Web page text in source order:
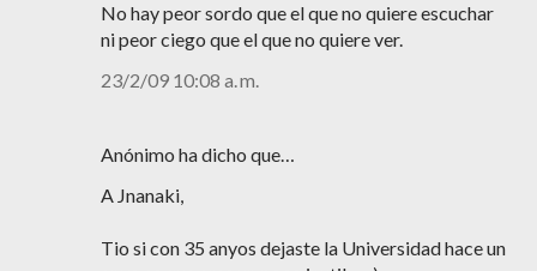
No hay peor sordo que el que no quiere escuchar
ni peor ciego que el que no quiere ver.
23/2/09 10:08 a. m.
Anónimo ha dicho que…
A Jnanaki,
Tio si con 35 anyos dejaste la Universidad hace un